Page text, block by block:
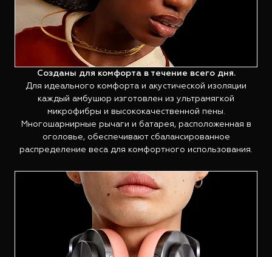
Созданы для комфорта в течение всего дня.
Для идеального комфорта и акустической изоляции
каждый амбушюр изготовлен из ультрамягкой
микрофибры и высококачественной пены.
Многошарнирные рычаги и батарея, расположенная в
оголовье, обеспечивают сбалансированное
распределение веса для комфортного использования.